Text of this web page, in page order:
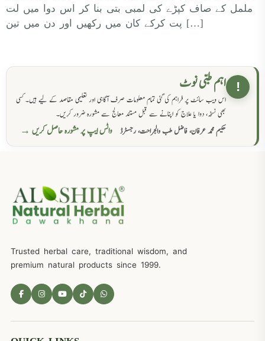
ململ کے صاف کپڑے کی لمبی بتی بنا کر اس دوا میں لت
پت کرکے کان میں رکھیں اور دن میں تین […]
! اہم طبی نوٹ
اس ویب سائٹ پر فراہم کی گئی تمام معلومات صرف آگاہی اور تعلیمی مقاصد کے لیے ہیں۔ کسی
بھی نسخہ، دوا یا علاج کو اپنانے سے قبل مستند معالج سے مشورہ ضرور کریں۔
حکیم محمد عرفان، فاضل طب والجراحت، رجسٹرڈ
واٹس ایپ پر مشورہ حاصل کریں →
Trusted herbal care, traditional wisdom, and
premium natural products since 1999.